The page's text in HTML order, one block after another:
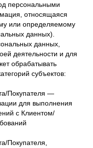
персональными
относящаяся
или определяемому
данных).
данных,
деятельности и для
обрабатывать
субъектов:
Покупателя —
для выполнения
с Клиентом/
Покупателя,